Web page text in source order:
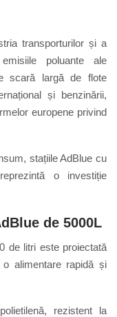
transporturilor și a
poluante ale
scară largă de flote
și benzinării,
europene privind
stațiile AdBlue cu
o investiție
de 5000L
de litri este proiectată
alimentare rapidă și
rezistent la